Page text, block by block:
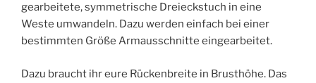
gearbeitete, symmetrische Dreieckstuch in eine
Weste umwandeln. Dazu werden einfach bei einer
bestimmten Größe Armausschnitte eingearbeitet.
Dazu braucht ihr eure Rückenbreite in Brusthöhe. Das